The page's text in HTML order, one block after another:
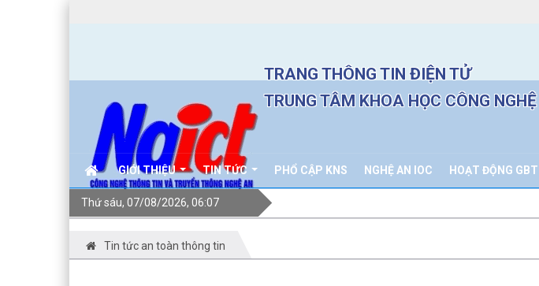
TRANG THÔNG TIN ĐIỆN TỬ
TRUNG TÂM KHOA HỌC CÔNG
GIỚI THIỆU TIN TỨC PHỔ CẬP KNS NGHỆ AN IOC HOẠT ĐỘNG
Thứ sáu, 07/08/2026, 06:07
Tin tức an toàn thông tin